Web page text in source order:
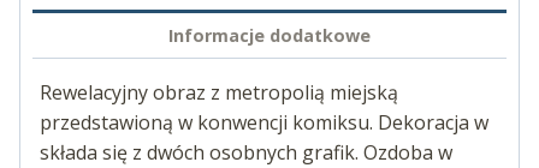
Informacje dodatkowe
Rewelacyjny obraz z metropolią miejską
przedstawioną w konwencji komiksu. Dekoracja w
składa się z dwóch osobnych grafik. Ozdoba w